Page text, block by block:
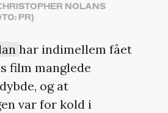
NOLANS
PR)
har indimellem fået
film manglede
og at
var for kold i